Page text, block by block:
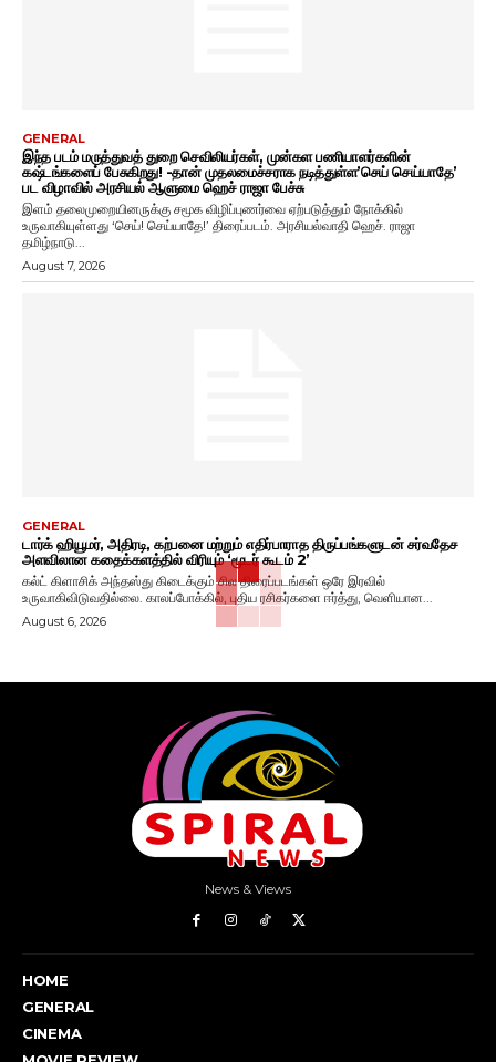
GENERAL
இந்த படம் மருத்துவத் துறை செவிலியர்கள், முன்கள பணியாளர்களின்
கஷ்டங்களைப் பேசுகிறது! -தான் முதலமைச்சராக நடித்துள்ள’செய் செய்யாதே’
பட விழாவில் அரசியல் ஆளுமை ஹெச் ராஜா பேச்சு
இளம் தலைமுறையினருக்கு சமூக விழிப்புணர்வை ஏற்படுத்தும் நோக்கில்
உருவாகியுள்ளது ‘செய்! செய்யாதே!’ திரைப்படம். அரசியல்வாதி ஹெச். ராஜா
தமிழ்நாடு...
August 7, 2026
GENERAL
டார்க் ஹியூமர், அதிரடி, கற்பனை மற்றும் எதிர்பாராத திருப்பங்களுடன் சர்வதேச
அளவிலான கதைக்களத்தில் விரியும் ‘மூடர் கூடம் 2’
கல்ட் கிளாசிக் அந்தஸ்து கிடைக்கும் சில திரைப்படங்கள் ஒரே இரவில்
உருவாகிவிடுவதில்லை. காலப்போக்கில், புதிய ரசிகர்களை ஈர்த்து, வெளியான...
August 6, 2026
News & Views
HOME
GENERAL
CINEMA